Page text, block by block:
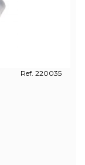
Ref. 220035